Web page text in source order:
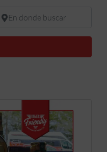
En donde buscar